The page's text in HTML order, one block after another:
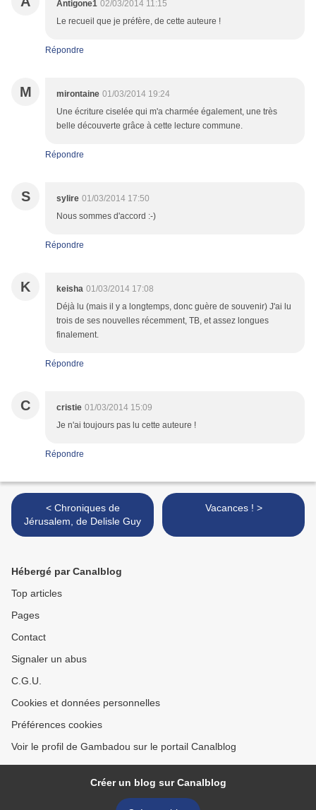
Antigone1 02/03/2014 11:15
Le recueil que je préfère, de cette auteure !
Répondre
M mirontaine 01/03/2014 19:24
Une écriture ciselée qui m'a charmée également, une très
belle découverte grâce à cette lecture commune.
Répondre
S sylire 01/03/2014 17:50
Nous sommes d'accord :-)
Répondre
K keisha 01/03/2014 17:08
Déjà lu (mais il y a longtemps, donc guère de souvenir) J'ai lu
trois de ses nouvelles récemment, TB, et assez longues
finalement.
Répondre
C cristie 01/03/2014 15:09
Je n'ai toujours pas lu cette auteure !
Répondre
< Chroniques de
Jérusalem, de Delisle Guy
Vacances ! >
Hébergé par Canalblog
Top articles
Pages
Contact
Signaler un abus
C.G.U.
Cookies et données personnelles
Préférences cookies
Voir le profil de Gambadou sur le portail Canalblog
Créer un blog sur Canalblog